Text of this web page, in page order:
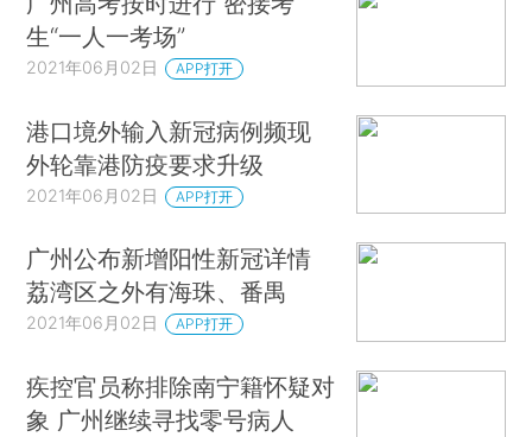
生“一人一考场”
2021年06月02日 APP打开
港口境外输入新冠病例频现
外轮靠港防疫要求升级
2021年06月02日 APP打开
广州公布新增阳性新冠详情
荔湾区之外有海珠、番禺
2021年06月02日 APP打开
疾控官员称排除南宁籍怀疑对
象 广州继续寻找零号病人